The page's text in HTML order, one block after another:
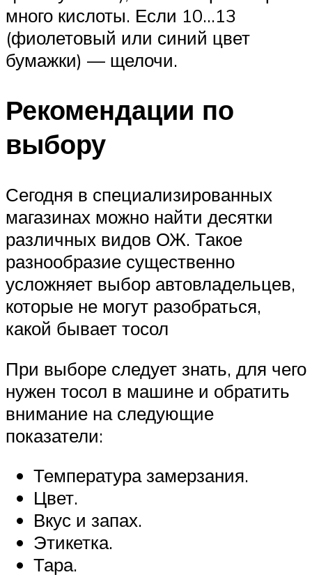
много кислоты. Если 10…13
(фиолетовый или синий цвет
бумажки) — щелочи.
Рекомендации по
выбору
Сегодня в специализированных
магазинах можно найти десятки
различных видов ОЖ. Такое
разнообразие существенно
усложняет выбор автовладельцев,
которые не могут разобраться,
какой бывает тосол
При выборе следует знать, для чего
нужен тосол в машине и обратить
внимание на следующие
показатели:
Температура замерзания.
Цвет.
Вкус и запах.
Этикетка.
Тара.